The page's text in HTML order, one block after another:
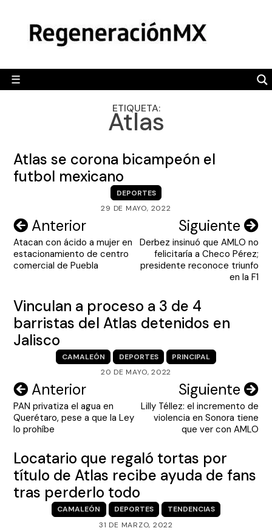
content
☰
POLÍTICA
CAMALEÓN
OPINIÓN
ENGLISH SECTION
VIDEOS
ETIQUETA:
Atlas
Atlas se corona bicampeón el
futbol mexicano
DEPORTES
29 DE MAYO, 2022
Navegación
de
entradas
Anterior
Atacan con ácido a mujer en
estacionamiento de centro
comercial de Puebla
Siguiente
Derbez insinuó que AMLO no
felicitaría a Checo Pérez;
presidente reconoce triunfo
en la F1
Vinculan a proceso a 3 de 4
barristas del Atlas detenidos en
Jalisco
CAMALEÓN DEPORTES
PRINCIPAL
20 DE MAYO, 2022
Navegación
de
entradas
Anterior
PAN privatiza el agua en
Querétaro, pese a que la Ley
lo prohíbe
Siguiente
Lilly Téllez: el incremento de
violencia en Sonora tiene
que ver con AMLO
Locatario que regaló tortas por
título de Atlas recibe ayuda de fans
tras perderlo todo
CAMALEÓN DEPORTES
TENDENCIAS
31 DE MARZO, 2022